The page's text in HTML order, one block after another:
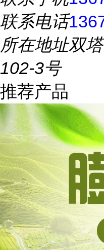
联系电话
所在地址双
102-3号
推荐产品